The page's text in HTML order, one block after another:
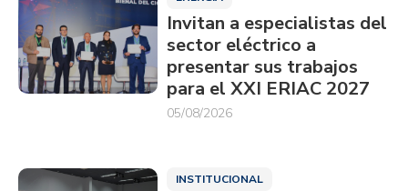
Invitan a especialistas del
sector eléctrico a
presentar sus trabajos
para el XXI ERIAC 2027
05/08/2026
INSTITUCIONAL